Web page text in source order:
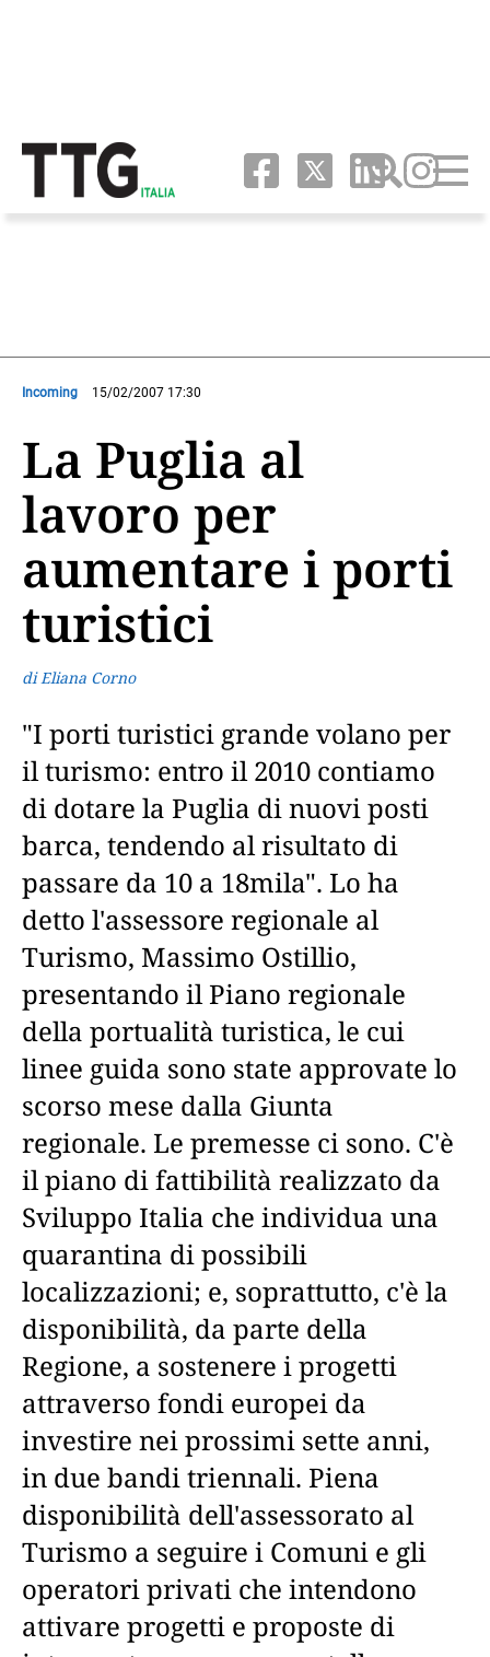
Incoming 15/02/2007 17:30
La Puglia al
lavoro per
aumentare i porti
turistici
di Eliana Corno
"I porti turistici grande volano per
il turismo: entro il 2010 contiamo
di dotare la Puglia di nuovi posti
barca, tendendo al risultato di
passare da 10 a 18mila". Lo ha
detto l'assessore regionale al
Turismo, Massimo Ostillio,
presentando il Piano regionale
della portualità turistica, le cui
linee guida sono state approvate lo
scorso mese dalla Giunta
regionale. Le premesse ci sono. C'è
il piano di fattibilità realizzato da
Sviluppo Italia che individua una
quarantina di possibili
localizzazioni; e, soprattutto, c'è la
disponibilità, da parte della
Regione, a sostenere i progetti
attraverso fondi europei da
investire nei prossimi sette anni,
in due bandi triennali. Piena
disponibilità dell'assessorato al
Turismo a seguire i Comuni e gli
operatori privati che intendono
attivare progetti e proposte di